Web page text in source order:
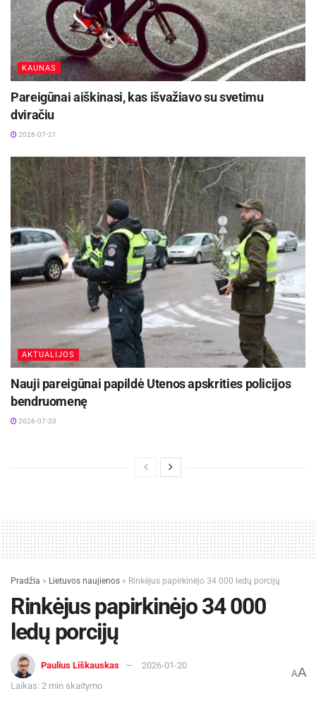
KAUNAS
Pareigūnai aiškinasi, kas išvažiavo su svetimu
dviračiu
2026-07-21
AKTUALIJOS
Nauji pareigūnai papildė Utenos apskrities policijos
bendruomenę
2026-07-20
Pradžia » Lietuvos naujienos » Rinkėjus papirkinėjo 34 000 ledų porcijų
Rinkėjus papirkinėjo 34 000
ledų porcijų
Paulius Liškauskas
2026-01-20
Laikas: 2 min skaitymo
AA